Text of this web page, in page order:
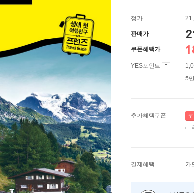
정가
판매가
쿠폰혜택가
YES포인트
5
추가혜택쿠폰
결제혜택 카